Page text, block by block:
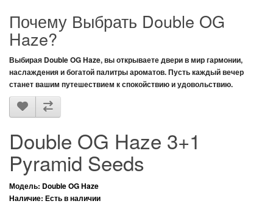
Почему Выбрать Double OG
Haze?
Выбирая Double OG Haze, вы открываете двери в мир гармонии,
наслаждения и богатой палитры ароматов. Пусть каждый вечер
станет вашим путешествием к спокойствию и удовольствию.
Double OG Haze 3+1
Pyramid Seeds
Модель: Double OG Haze
Наличие: Есть в наличии